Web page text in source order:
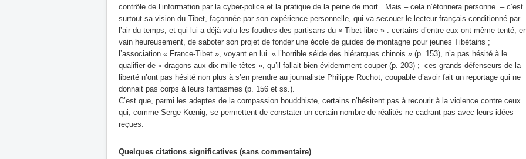
contrôle de l’information par la cyber-police et la pratique de la peine de mort. Mais ‒ cela n’étonnera personne ‒ c’est
surtout sa vision du Tibet, façonnée par son expérience personnelle, qui va secouer le lecteur français conditionné par
l’air du temps, et qui lui a déjà valu les foudres des partisans du « Tibet libre » : certains d’entre eux ont même tenté,
vain heureusement, de saboter son projet de fonder une école de guides de montagne pour jeunes Tibétains ;
l’association « France-Tibet », voyant en lui « l’horrible séide des hiérarques chinois » (p. 153), n’a pas hésité à le
qualifier de « dragons aux dix mille têtes », qu’il fallait bien évidemment couper (p. 203) ; ces grands défenseurs de la
liberté n’ont pas hésité non plus à s’en prendre au journaliste Philippe Rochot, coupable d’avoir fait un reportage qui ne
donnait pas corps à leurs fantasmes (p. 156 et ss.).
C’est que, parmi les adeptes de la compassion bouddhiste, certains n’hésitent pas à recourir à la violence contre ceux
qui, comme Serge Kœnig, se permettent de constater un certain nombre de réalités ne cadrant pas avec leurs idées
reçues.
Quelques citations significatives (sans commentaire)